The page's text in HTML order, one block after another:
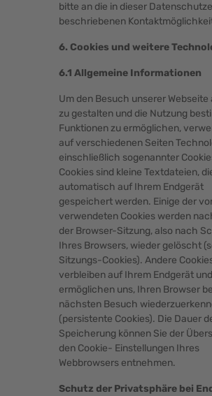
bitte an die in dieser
beschriebenen
6. Cookies und weitere
6.1 Allgemeine Informationen
Um den Besuch unserer
zu gestalten und die Nutzung
Funktionen zu ermöglichen,
auf verschiedenen Seiten
einschließlich sogenannter
Cookies sind kleine Textdateien,
automatisch auf Ihrem Endgerät
gespeichert werden. Einige der
verwendeten Cookies werden
der Browser-Sitzung, also nach
Ihres Browsers, wieder gelöscht
Sitzungs-Cookies). Andere
verbleiben auf Ihrem Endgerät und
ermöglichen uns, Ihren Browser
nächsten Besuch
(persistente Cookies). Die Dauer
Speicherung können Sie der
den Cookie- Einstellungen Ihres
Webbrowsers entnehmen.
Schutz der Privatsphäre bei